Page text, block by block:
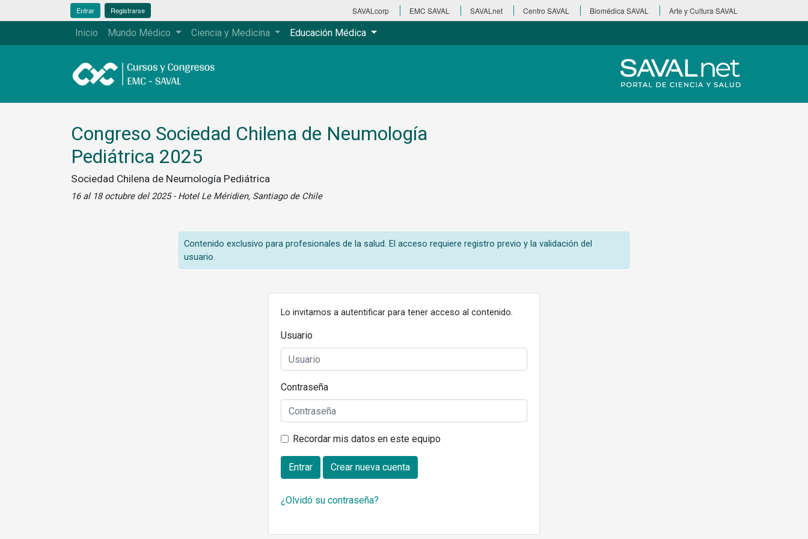
Entrar Registrarse SAVALcorp EMC SAVAL SAVALnet Centro SAVAL Biomédica SAVAL Arte y Cultura SAVAL
Inicio Mundo Médico Ciencia y Medicina Educación Médica
Congreso Sociedad Chilena de Neumología
Pediátrica 2025
Sociedad Chilena de Neumología Pediátrica
16 al 18 octubre del 2025 - Hotel Le Méridien, Santiago de Chile
Contenido exclusivo para profesionales de la salud. El acceso requiere registro previo y la validación del
usuario.
Lo invitamos a autentificar para tener acceso al contenido.
Usuario
Contraseña
Recordar mis datos en este equipo
Entrar Crear nueva cuenta
¿Olvidó su contraseña?